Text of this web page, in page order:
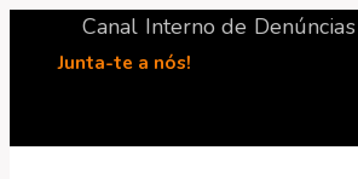
Canal Interno de Denúncias
Junta-te a nós!